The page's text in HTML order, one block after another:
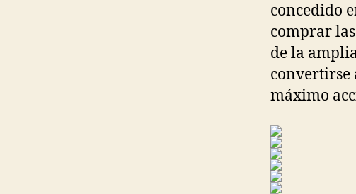
concedido
comprar
de la
convertirse
máximo